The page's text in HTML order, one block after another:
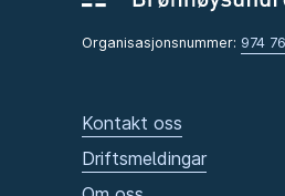
Organisasjonsnummer: 974
Kontakt oss
Driftsmeldingar